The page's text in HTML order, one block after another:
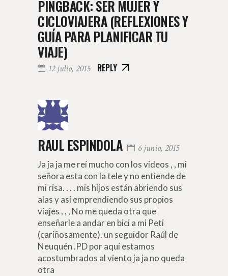
PINGBACK:SER MUJER Y
CICLOVIAJERA (REFLEXIONES Y
GUÍA PARA PLANIFICAR TU
VIAJE)
12 julio, 2015 REPLY
RAUL ESPINDOLA 6 junio, 2015
Ja ja ja me reí mucho con los videos , , mi
señora esta con la tele y no entiende de
mi risa. . . . mis hijos están abriendo sus
alas y así emprendiendo sus propios
viajes , , , No me queda otra que
enseñarle a andar en bici a mi Peti
(cariñosamente). un seguidor Raúl de
Neuquén .PD por aquí estamos
acostumbrados al viento ja ja no queda
otra